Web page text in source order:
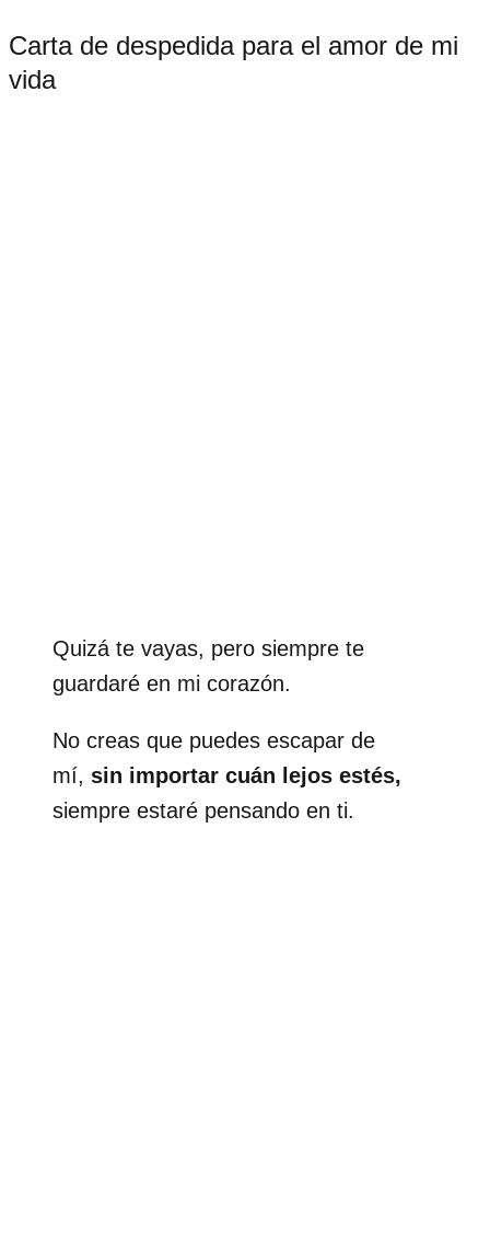
Carta de despedida para el amor de mi
vida
Quizá te vayas, pero siempre te
guardaré en mi corazón.
No creas que puedes escapar de
mí, sin importar cuán lejos estés,
siempre estaré pensando en ti.